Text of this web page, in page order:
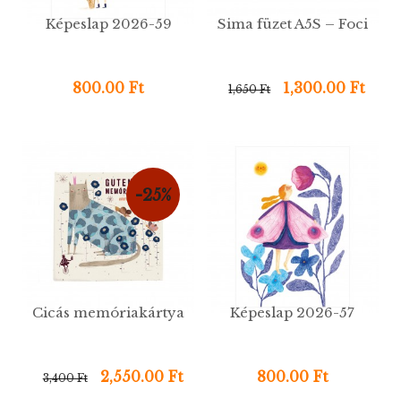
Képeslap 2026-59
800.00 Ft
Sima füzet A5S – Foci
1,650 Ft 1,300.00 Ft
-25%
Cicás memóriakártya
3,400 Ft 2,550.00 Ft
Képeslap 2026-57
800.00 Ft